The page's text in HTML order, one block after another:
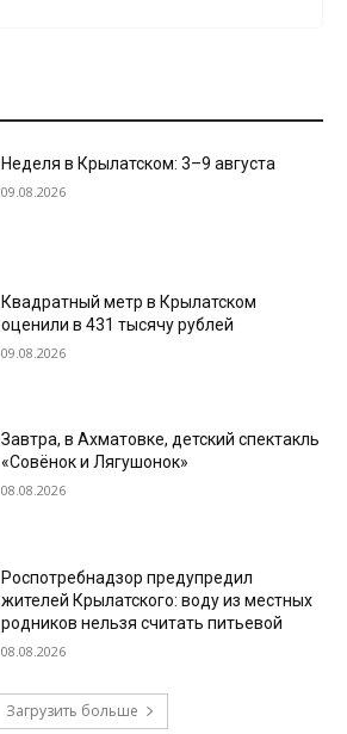
Неделя в Крылатском: 3–9 августа
09.08.2026
Квадратный метр в Крылатском
оценили в 431 тысячу рублей
09.08.2026
Завтра, в Ахматовке, детский спектакль
«Совёнок и Лягушонок»
08.08.2026
Роспотребнадзор предупредил
жителей Крылатского: воду из местных
родников нельзя считать питьевой
08.08.2026
Загрузить больше